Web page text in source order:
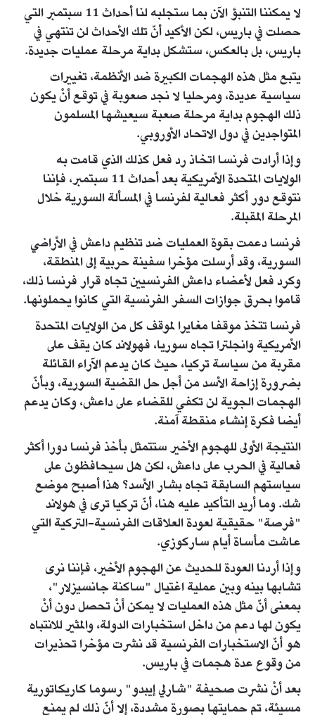
لا يمكننا التنبؤ الآن بما ستجلبه لنا أحداث 11 سبتمبر التي
حصلت في باريس، لكن الأكيد أنّ تلك الأحداث لن تنتهي في
باريس، بل بالعكس، ستشكل بداية مرحلة عمليات جديدة.
يتبع مثل هذه الهجمات الكبيرة ضد الأنظمة، تغييرات
سياسية عديدة، ومرحليا لا نجد صعوبة في توقع أنْ يكون
ذلك الهجوم بداية مرحلة صعبة سيعيشها المسلمون
المتواجدين في دول الاتحاد الأوروبي.
وإذا أرادت فرنسا اتخاذ رد فعل كذلك الذي قامت به
الولايات المتحدة الأمريكية بعد أحداث 11 سبتمبر، فإننا
نتوقع دور أكثر فعالية لفرنسا في المسألة السورية خلال
المرحلة المقبلة.
فرنسا دعمت بقوة العمليات ضد تنظيم داعش في الأراضي
السورية، وقد أرسلت مؤخرا سفينة حربية إلى المنطقة،
وكرد فعل لأعضاء داعش الفرنسيين تجاه قرار فرنسا ذلك،
قاموا بحرق جوازات السفر الفرنسية التي كانوا يحملونها.
فرنسا تتخذ موقفا مغايرا لموقف كل من الولايات المتحدة
الأمريكية وانجلترا تجاه سوريا، فهولاند كان يقف على
مقربة من سياسة تركيا، حيث كان يدعم الآراء القائلة
بضرورة إزاحة الأسد من أجل حل القضية السورية، وبأنّ
الهجمات الجوية لن تكفي للقضاء على داعش، وكان يدعم
أيضا فكرة إنشاء منقطة آمنة.
النتيجة الأولى للهجوم الأخير ستتمثل بأخذ فرنسا دورا أكثر
فعالية في الحرب على داعش، لكن هل سيحافظون على
سياستهم السابقة تجاه بشار الأسد؟ هذا أصبح موضع
شك. وما أريد التأكيد عليه هنا، أنّ تركيا ترى في هولاند
"فرصة" حقيقية لعودة العلاقات الفرنسية-التركية التي
عاشت مأساة أيام ساركوزي.
وإذا أردنا العودة للحديث عن الهجوم الأخير، فإننا نرى
تشابها بينه وبين عملية اغتيال "ساكنة جانسيزلار"،
بمعنى أنّ مثل هذه العمليات لا يمكن أنْ تحصل دون أنْ
يكون لها دعم من داخل استخبارات الدولة، والمثير للانتباه
هو أنّ الاستخبارات الفرنسية قد نشرت مؤخرا تحذيرات
من وقوع عدة هجمات في باريس.
بعد أنْ نشرت صحيفة "شارلي إيبدو" رسوما كاريكاتورية
مسيئة، تم حمايتها بصورة مشددة، إلا أنّ ذلك لم يمنع